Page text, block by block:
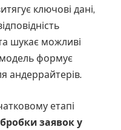
ключові дані,
шукає можливі
модель формує
андеррайтерів.
етапі
заявок у